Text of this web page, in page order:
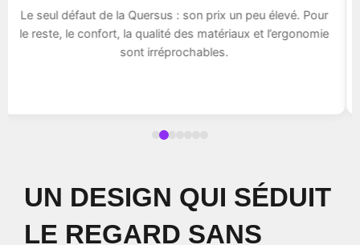
Le seul défaut de la Quersus : son prix un peu élevé. Pour
le reste, le confort, la qualité des matériaux et l’ergonomie
sont irréprochables.
UN DESIGN QUI SÉDUIT
LE REGARD SANS